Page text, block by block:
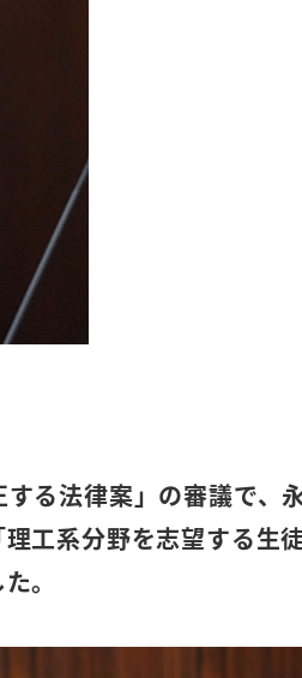
る法律案」の審議で、
工系分野を志望する生
。